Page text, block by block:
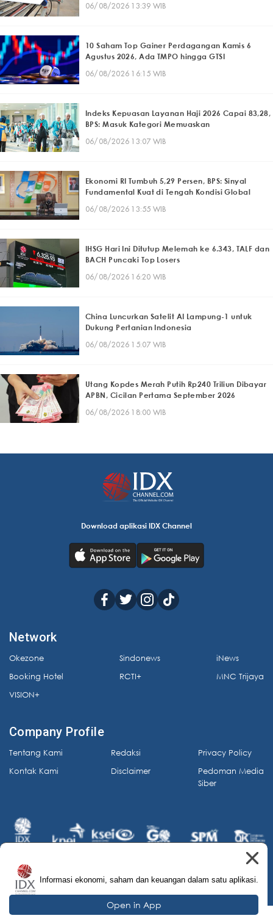
06/08/2026 13:39 WIB
10 Saham Top Gainer Perdagangan Kamis 6
Agustus 2026, Ada TMPO hingga GTSI
06/08/2026 16:15 WIB
Indeks Kepuasan Layanan Haji 2026 Capai 83,28,
BPS: Masuk Kategori Memuaskan
06/08/2026 13:07 WIB
Ekonomi RI Tumbuh 5,29 Persen, BPS: Sinyal
Fundamental Kuat di Tengah Kondisi Global
06/08/2026 13:55 WIB
IHSG Hari Ini Ditutup Melemah ke 6.343, TALF dan
BACH Puncaki Top Losers
06/08/2026 16:20 WIB
China Luncurkan Satelit AI Lampung-1 untuk
Dukung Pertanian Indonesia
06/08/2026 15:07 WIB
Utang Kopdes Merah Putih Rp240 Triliun Dibayar
APBN, Cicilan Pertama September 2026
06/08/2026 18:00 WIB
Download aplikasi IDX Channel
Network
Okezone
Booking Hotel
VISION+
Sindonews
RCTI+
iNews
MNC Trijaya
Company Profile
Tentang Kami
Kontak Kami
Redaksi
Disclaimer
Privacy Policy
Pedoman Media
Siber
© 2026 IDX Channel. All Rights Reserved.
Informasi ekonomi, saham dan keuangan dalam satu aplikasi.
Open in App